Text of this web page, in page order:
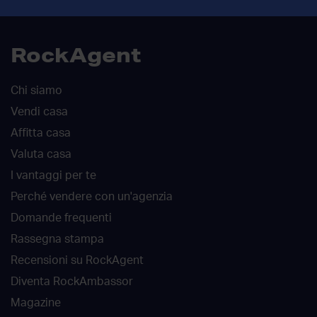
RockAgent
Chi siamo
Vendi casa
Affitta casa
Valuta casa
I vantaggi per te
Perché vendere con un'agenzia
Domande frequenti
Rassegna stampa
Recensioni su RockAgent
Diventa RockAmbassor
Magazine